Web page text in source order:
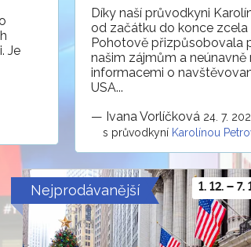
Je
Díky naší průvodkyni
od začátku do konce zcela
Pohotově přizpůsobovala
našim zájmům a
informacemi o
USA...
— Ivana Vorlíčková 24. 7.
s průvodkyní Karolínou
1. 12. – 7.
Nejprodávanější